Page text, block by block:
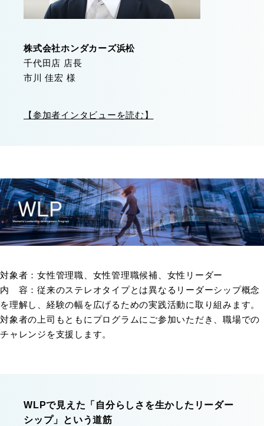
株式会社ホンダカーズ浜松
千代田店 店長
市川 佳宏 様
【参加者インタビューを読む】
対象者：女性管理職、女性管理職候補、女性リーダー
内 容：従来のステレオタイプとは異なるリーダーシップ概念
を理解し、経験の幅を広げるための実践活動に取り組みます。
対象者の上司もともにプログラムにご参加いただき、職場での
チャレンジを支援します。
WLPで見えた「自分らしさを生かしたリーダー
シップ」という道筋